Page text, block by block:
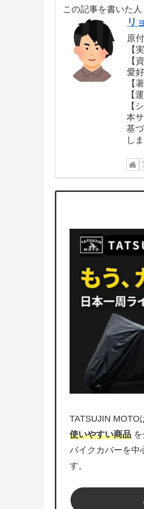
この記事を書いた人
リ
原
【
【
愛好
【
【
【
本
基
し
TATSUJIN MOTO
使いやすい商品
バイクカバーを中
す。